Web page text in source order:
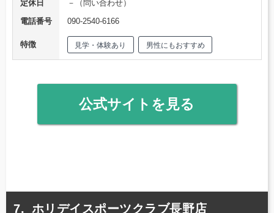
定休日
－（問い合わせ）
電話番号
090-2540-6166
特徴 見学・体験あり 男性にもおすすめ
公式サイトを見る
ホリデイスポーツクラブ長野店